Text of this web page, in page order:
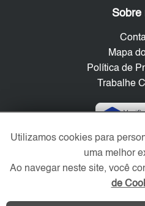
Sobre
Mapa
Política de
Trabalhe
Redes
Utilizamos cookies para
uma melhor
Ao navegar neste site, você
de